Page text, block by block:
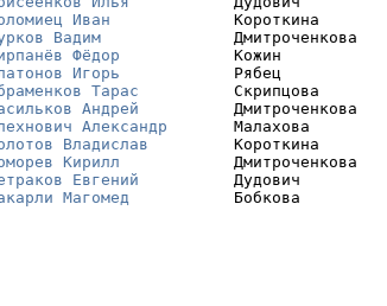
Иван
Короткина
Вадим
Дмитроченкова
Фёдор
Кожин
Игорь
Рябец
Тарас
Скрипцова
Андрей
Дмитроченкова
Александр
Малахова
Владислав
Короткина
Кирилл
Дмитроченкова
Евгений
Дудович
Магомед
Бобкова